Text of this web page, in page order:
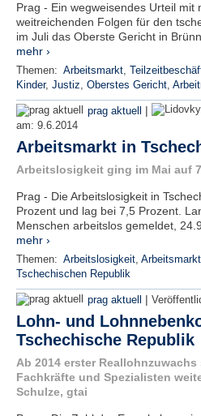
Prag - Ein wegweisendes Urteil mit
weitreichenden Folgen für den
im Juli das Oberste Gericht in
mehr ›
Themen: Arbeitsmarkt,
Kinder, Justiz, Oberstes Gericht,
prag aktuell |
am: 9.6.2014
Arbeitsmarkt in
Arbeitslosigkeit ging im Mai auf
Prag - Die Arbeitslosigkeit in
Prozent und lag bei 7,5 Prozent.
Menschen arbeitslos gemeldet,
mehr ›
Themen: Arbeitslosigkeit, Arbeitsmarkt
Tschechischen Republik
prag aktuell |
Lohn- und
Tschechische Republik
Ab 2014 erster
Fachkräfte und Spezialisten
Schulze, gtai